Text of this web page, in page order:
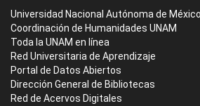
Universidad Nacional Autónoma de México
Coordinación de Humanidades UNAM
Toda la UNAM en línea
Red Universitaria de Aprendizaje
Portal de Datos Abiertos
Dirección General de Bibliotecas
Red de Acervos Digitales